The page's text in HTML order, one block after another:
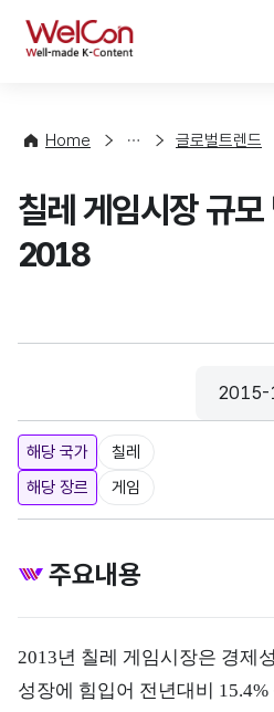
WelCon
Home
향
계
글로벌트렌드
칠레 게임시장 규
2018
등록일
해당 국가
칠레
해당 장르
게임
주요내용
2013년 칠레 게임시장은 경제
성장에 힘입어 전년대비